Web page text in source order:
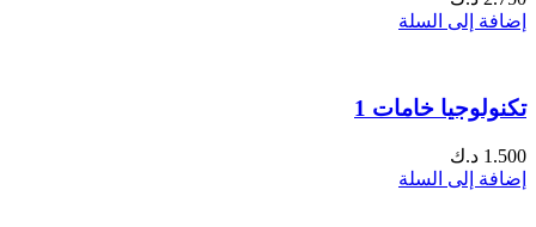
إضافة إلى السلة
تكنولوجيا خامات 1
1.500 د.ك
إضافة إلى السلة